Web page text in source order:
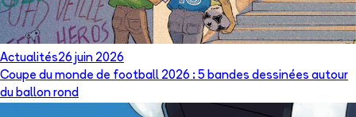
Actualités26 juin 2026
Coupe du monde de football 2026 : 5 bandes dessinées autour
du ballon rond